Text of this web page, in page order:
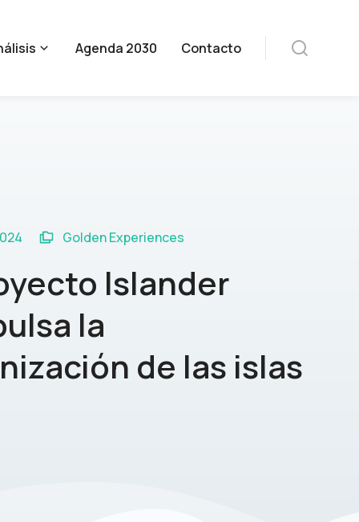
Agenda 2030 Contacto
Golden Experiences
Islander
la
de las islas